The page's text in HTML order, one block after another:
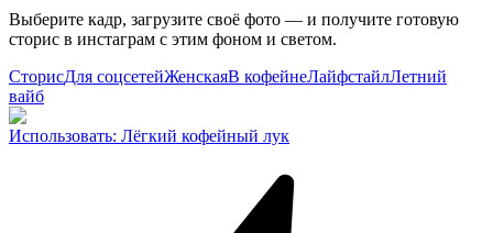
Выберите кадр, загрузите своё фото — и получите готовую
сторис в инстаграм с этим фоном и светом.
СторисДля соцсетейЖенскаяВ кофейнеЛайфстайлЛетний
вайб
Использовать: Лёгкий кофейный лук